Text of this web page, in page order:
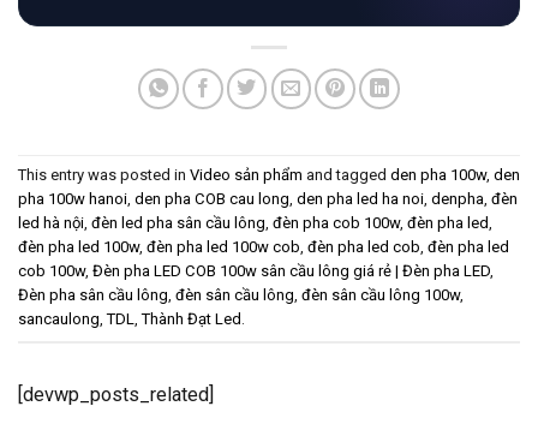
This entry was posted in Video sản phẩm and tagged den pha 100w, den
pha 100w hanoi, den pha COB cau long, den pha led ha noi, denpha, đèn
led hà nội, đèn led pha sân cầu lông, đèn pha cob 100w, đèn pha led,
đèn pha led 100w, đèn pha led 100w cob, đèn pha led cob, đèn pha led
cob 100w, Đèn pha LED COB 100w sân cầu lông giá rẻ | Đèn pha LED,
Đèn pha sân cầu lông, đèn sân cầu lông, đèn sân cầu lông 100w,
sancaulong,TDL,Thành Đạt Led .
[devwp_posts_related]